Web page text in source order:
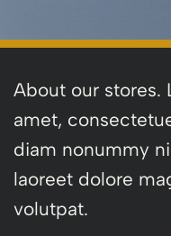
About our stores.
amet,
diam nonummy
laoreet dolore
volutpat.